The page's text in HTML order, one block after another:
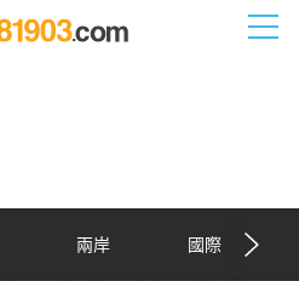
兩岸 國際